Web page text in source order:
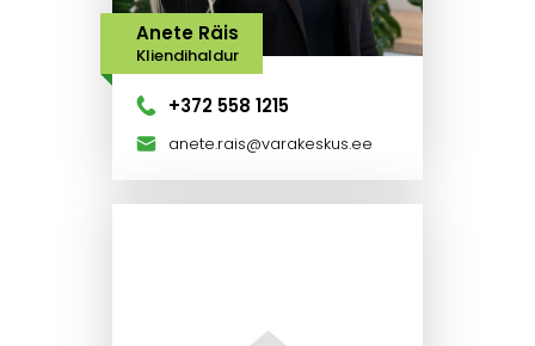
Anete Räis
Kliendihaldur
+372 558 1215
anete.rais@varakeskus.ee